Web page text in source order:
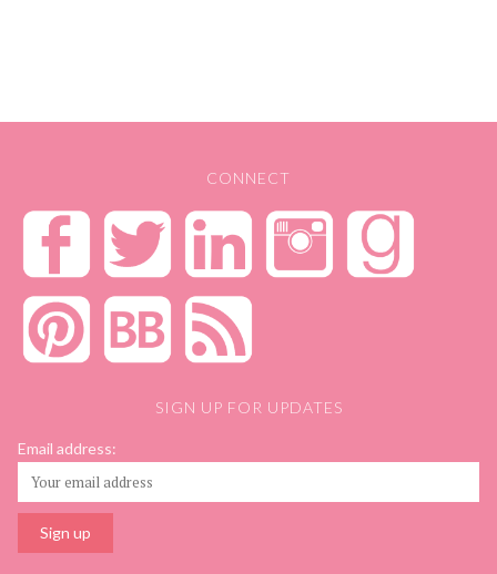
CONNECT
SIGN UP FOR UPDATES
Email address: